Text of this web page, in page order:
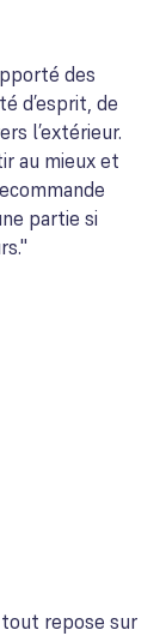
des
d’esprit, de
l’extérieur.
au mieux et
partie si
tout repose sur